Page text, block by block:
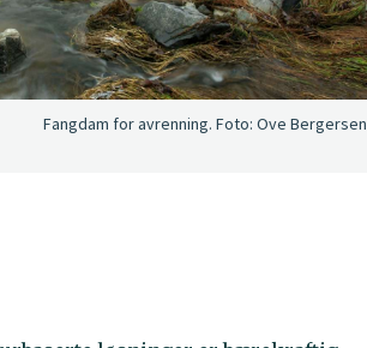
Fangdam for avrenning. Foto: Ove Bergersen